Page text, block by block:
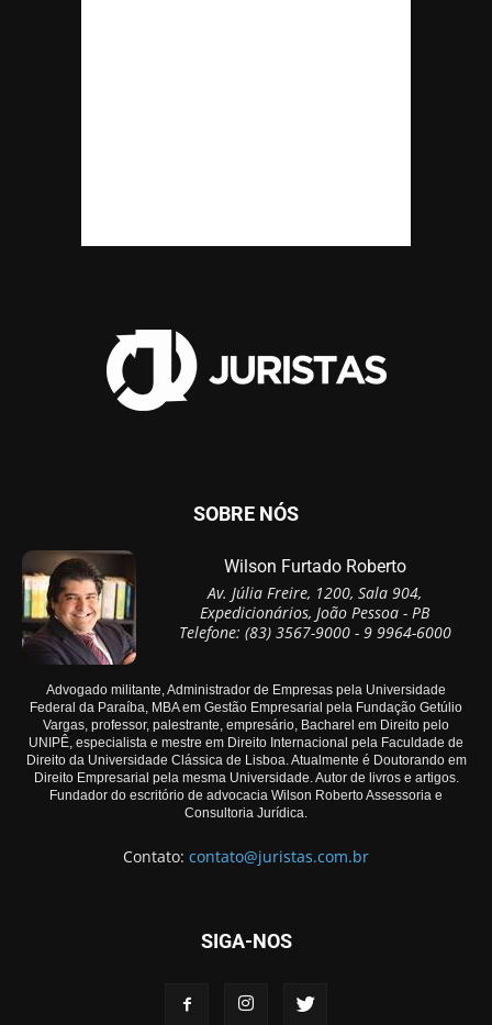
SOBRE NÓS
Wilson Furtado Roberto
Av. Júlia Freire, 1200, Sala 904,
Expedicionários, João Pessoa - PB
Telefone: (83) 3567-9000 - 9 9964-6000
Advogado militante, Administrador de Empresas pela Universidade
Federal da Paraíba, MBA em Gestão Empresarial pela Fundação Getúlio
Vargas, professor, palestrante, empresário, Bacharel em Direito pelo
UNIPÊ, especialista e mestre em Direito Internacional pela Faculdade de
Direito da Universidade Clássica de Lisboa. Atualmente é Doutorando em
Direito Empresarial pela mesma Universidade. Autor de livros e artigos.
Fundador do escritório de advocacia Wilson Roberto Assessoria e
Consultoria Jurídica.
Contato: contato@juristas.com.br
SIGA-NOS